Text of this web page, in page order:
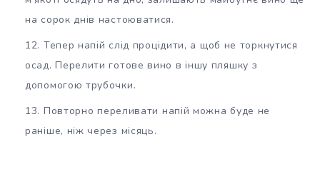
на сорок днів настоюватися.
Тепер напій слід процідити, а щоб не торкнутися
осад. Перелити готове вино в іншу пляшку з
допомогою трубочки.
Повторно переливати напій можна буде не
раніше, ніж через місяць.